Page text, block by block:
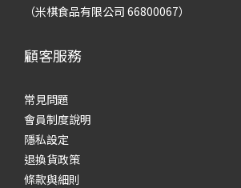
（米棋食品有限公司 66800067）
顧客服務
常見問題
會員制度說明
隱私設定
退換貨政策
條款與細則